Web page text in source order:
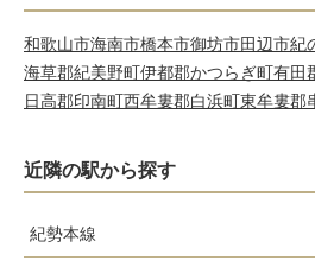
和歌山市海南市橋本市御坊市田辺市紀
海草郡紀美野町伊都郡かつらぎ町有田
日高郡印南町西牟婁郡白浜町東牟婁郡
近隣の駅から探す
紀勢本線